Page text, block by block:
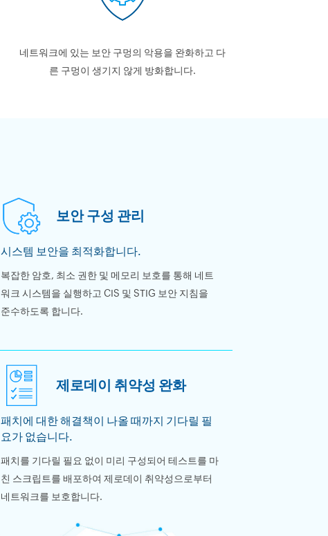
네트워크에 있는 보안 구멍의 악용을 완화하고 다
른 구멍이 생기지 않게 방화합니다.
보안 구성 관리
시스템 보안을 최적화합니다.
복잡한 암호, 최소 권한 및 메모리 보호를 통해 네트
워크 시스템을 실행하고 CIS 및 STIG 보안 지침을
준수하도록 합니다.
제로데이 취약성 완화
패치에 대한 해결책이 나올 때까지 기다릴 필
요가 없습니다.
패치를 기다릴 필요 없이 미리 구성되어 테스트를 마
친 스크립트를 배포하여 제로데이 취약성으로부터
네트워크를 보호합니다.